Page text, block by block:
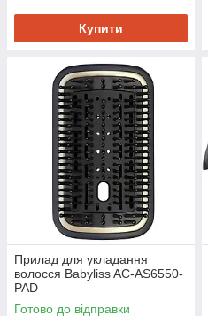
Купити
Прилад для укладання
волосся Babyliss AC-AS6550-
PAD
Готово до відправки